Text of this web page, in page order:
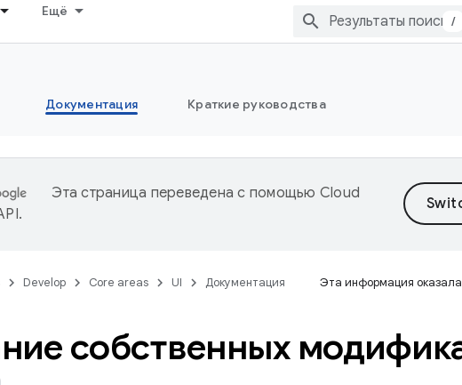
Ещё
/
Документация Краткие руководства
Эта страница переведена с помощью Cloud
.
Develop Core areas UI Документация Эта информация
собственных